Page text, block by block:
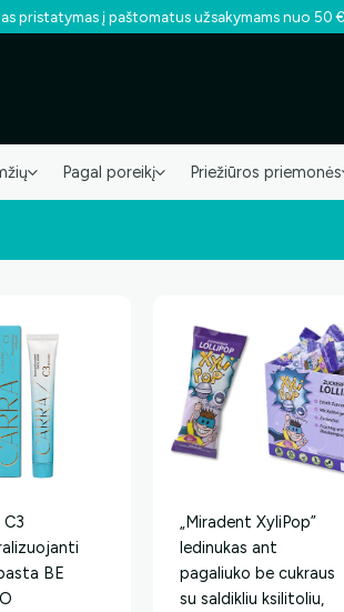
pristatymas į paštomatus užsakymams nuo 50
Pagal poreikį Priežiūros priemonės
C3
BE
„Miradent XyliPop”
ledinukas ant
pagaliuko be cukraus
su saldikliu ksilitoliu,